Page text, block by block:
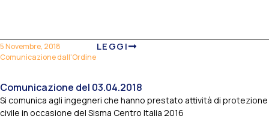
5 Novembre, 2018
Comunicazione dall'Ordine
LEGGI
Comunicazione del 03.04.2018
Si comunica agli ingegneri che hanno prestato attività di protezione
civile in occasione del Sisma Centro Italia 2016